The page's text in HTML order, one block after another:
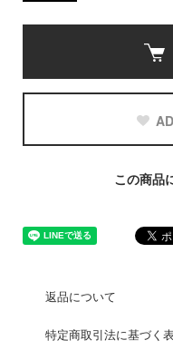
この商品
返品について
特定商取引法に基づく